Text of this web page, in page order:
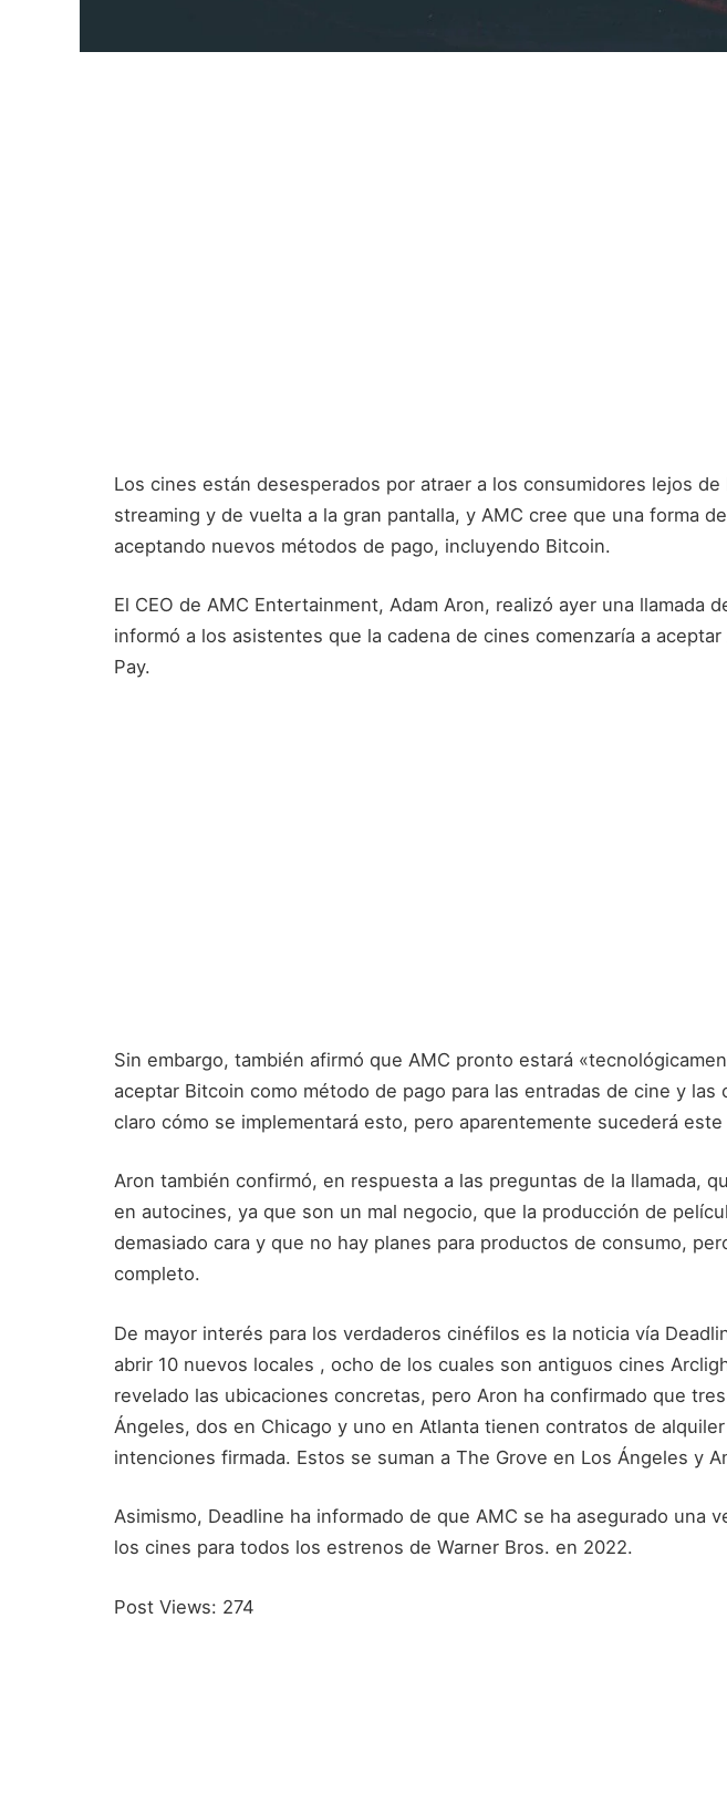
Los cines están desesperados por atraer a los consumidores lejos
streaming y de vuelta a la gran pantalla, y AMC cree que una forma
aceptando nuevos métodos de pago, incluyendo Bitcoin.
El CEO de AMC Entertainment, Adam Aron, realizó ayer una llamada
informó a los asistentes que la cadena de cines comenzaría a aceptar
Pay.
Sin embargo, también afirmó que AMC pronto estará
aceptar Bitcoin como método de pago para las entradas de cine y las
claro cómo se implementará esto, pero aparentemente sucederá este
Aron también confirmó, en respuesta a las preguntas de la llamada,
en autocines, ya que son un mal negocio, que la producción de
demasiado cara y que no hay planes para productos de consumo,
completo.
De mayor interés para los verdaderos cinéfilos es la noticia vía
abrir 10 nuevos locales , ocho de los cuales son antiguos cines
revelado las ubicaciones concretas, pero Aron ha confirmado que
Ángeles, dos en Chicago y uno en Atlanta tienen contratos de
intenciones firmada. Estos se suman a The Grove en Los Ángeles y
Asimismo, Deadline ha informado de que AMC se ha asegurado una
los cines para todos los estrenos de Warner Bros. en 2022.
Post Views: 274